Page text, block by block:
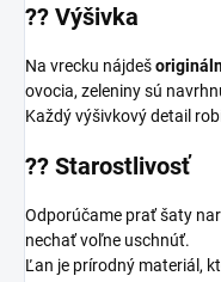
?? Výšivka
Na vrecku nájdeš
ovocia, zeleniny sú
Každý výšivkový detail
?? Starostlivosť
Odporúčame prať šaty
nechať voľne uschnúť.
Ľan je prírodný materiál,